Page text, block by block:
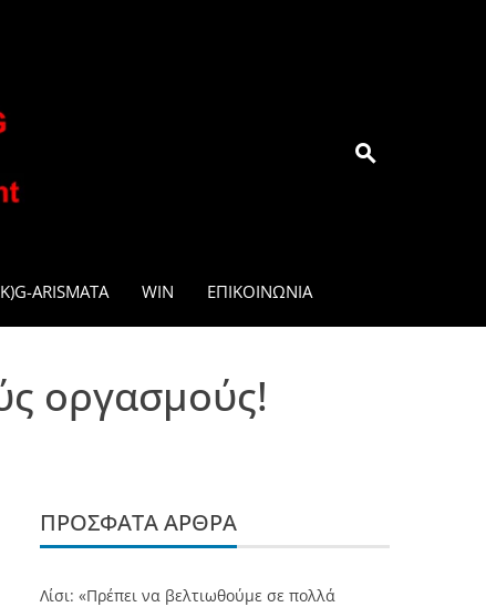
ARISMATA WIN ΕΠΙΚΟΙΝΩΝΊΑ
οργασμούς!
ΠΡΌΣΦΑΤΑ ΆΡΘΡΑ
Λίσι: «Πρέπει να βελτιωθούμε σε πολλά